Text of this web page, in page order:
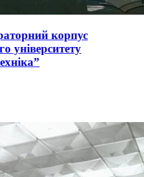
корпус
університету